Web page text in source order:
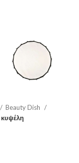
Beauty Dish